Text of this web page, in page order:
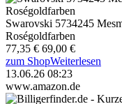
Swarovski 5734245
Roségoldfarben
77,35 € 69,00 €
zum ShopWeiterlesen
13.06.26 08:23
www.amazon.de